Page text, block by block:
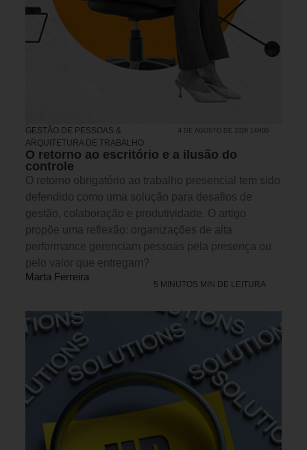
GESTÃO DE PESSOAS &
ARQUITETURA DE TRABALHO
4 DE AGOSTO DE 2026 14H00
O retorno ao escritório e a ilusão do
controle
O retorno obrigatório ao trabalho presencial tem sido
defendido como uma solução para desafios de
gestão, colaboração e produtividade. O artigo
propõe uma reflexão: organizações de alta
performance gerenciam pessoas pela presença ou
pelo valor que entregam?
Marta Ferreira
5 MINUTOS MIN DE LEITURA